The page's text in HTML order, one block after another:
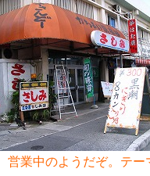
営業中のようだぞ。テ